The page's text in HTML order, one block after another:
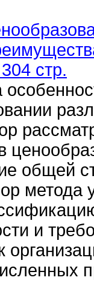
стр.
общей
метода
и